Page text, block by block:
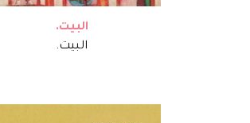
البيت.
البيت.